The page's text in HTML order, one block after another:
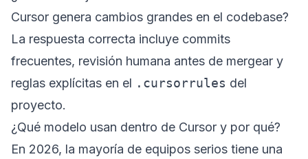
Cursor genera cambios grandes en el codebase?
La respuesta correcta incluye commits
frecuentes, revisión humana antes de mergear y
reglas explícitas en el .cursorrules del
proyecto.
¿Qué modelo usan dentro de Cursor y por qué?
En 2026, la mayoría de equipos serios tiene una